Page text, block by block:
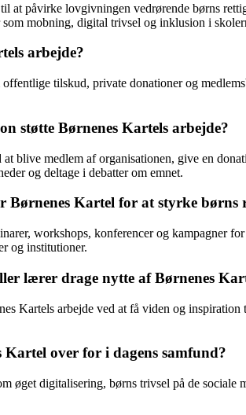
at påvirke lovgivningen vedrørende børns
mobning, digital trivsel og inklusion i
arbejde?
tilskud, private donationer og
støtte Børnenes Kartels arbejde?
blive medlem af organisationen, give en
og deltage i debatter om emnet.
Kartel for at styrke børns
workshops, konferencer og kampagner
og institutioner.
lærer drage nytte af Børnenes
Kartels arbejde ved at få viden og
over for i dagens samfund?
øget digitalisering, børns trivsel på de